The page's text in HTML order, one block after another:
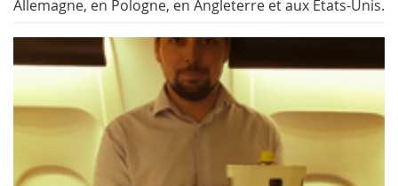
Allemagne, en Pologne, en Angleterre et aux États-Unis.